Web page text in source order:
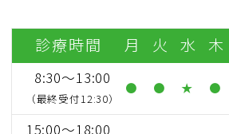
診療時間 月 火 水 木
8:30～13:00
（最終受付12:30）
● ● ★ ●
15:00～18:00